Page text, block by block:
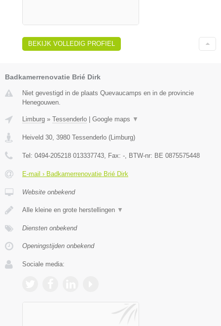
BEKIJK VOLLEDIG PROFIEL
Badkamerrenovatie Brié Dirk
Niet gevestigd in de plaats Quevaucamps en in de provincie
Henegouwen.
Limburg » Tessenderlo Google maps ▼
Heiveld 30, 3980 Tessenderlo (Limburg)
Tel: 0494-205218 013337743, Fax: -, BTW-nr: BE 0875575448
E-mail › Badkamerrenovatie Brié Dirk
Website onbekend
Alle kleine en grote herstellingen ▼
Diensten onbekend
Openingstijden onbekend
Sociale media: